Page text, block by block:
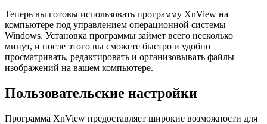
Теперь вы готовы использовать программу XnView на
компьютере под управлением операционной системы
Windows. Установка программы займет всего несколько
минут, и после этого вы сможете быстро и удобно
просматривать, редактировать и организовывать файлы
изображений на вашем компьютере.
Пользовательские настройки
Программа XnView предоставляет широкие возможности для